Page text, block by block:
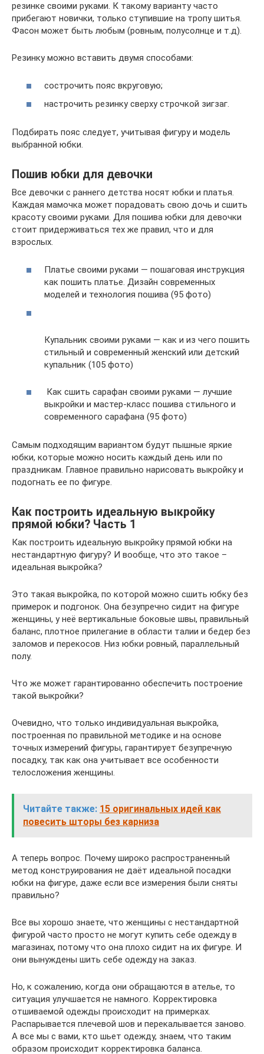
резинке своими руками. К такому варианту часто
прибегают новички, только ступившие на тропу шитья.
Фасон может быть любым (ровным, полусолнце и т.д).
Резинку можно вставить двумя способами:
сострочить пояс вкруговую;
настрочить резинку сверху строчкой зигзаг.
Подбирать пояс следует, учитывая фигуру и модель
выбранной юбки.
Пошив юбки для девочки
Все девочки с раннего детства носят юбки и платья.
Каждая мамочка может порадовать свою дочь и сшить
красоту своими руками. Для пошива юбки для девочки
стоит придерживаться тех же правил, что и для
взрослых.
Платье своими руками — пошаговая инструкция
как пошить платье. Дизайн современных
моделей и технология пошива (95 фото)
Купальник своими руками — как и из чего пошить
стильный и современный женский или детский
купальник (105 фото)
Как сшить сарафан своими руками — лучшие
выкройки и мастер-класс пошива стильного и
современного сарафана (95 фото)
Самым подходящим вариантом будут пышные яркие
юбки, которые можно носить каждый день или по
праздникам. Главное правильно нарисовать выкройку и
подогнать ее по фигуре.
Как построить идеальную выкройку
прямой юбки? Часть 1
Как построить идеальную выкройку прямой юбки на
нестандартную фигуру? И вообще, что это такое –
идеальная выкройка?
Это такая выкройка, по которой можно сшить юбку без
примерок и подгонок. Она безупречно сидит на фигуре
женщины, у неё вертикальные боковые швы, правильный
баланс, плотное прилегание в области талии и бедер без
заломов и перекосов. Низ юбки ровный, параллельный
полу.
Что же может гарантированно обеспечить построение
такой выкройки?
Очевидно, что только индивидуальная выкройка,
построенная по правильной методике и на основе
точных измерений фигуры, гарантирует безупречную
посадку, так как она учитывает все особенности
телосложения женщины.
Читайте также: 15 оригинальных идей как
повесить шторы без карниза
А теперь вопрос. Почему широко распространенный
метод конструирования не даёт идеальной посадки
юбки на фигуре, даже если все измерения были сняты
правильно?
Все вы хорошо знаете, что женщины с нестандартной
фигурой часто просто не могут купить себе одежду в
магазинах, потому что она плохо сидит на их фигуре. И
они вынуждены шить себе одежду на заказ.
Но, к сожалению, когда они обращаются в ателье, то
ситуация улучшается не намного. Корректировка
отшиваемой одежды происходит на примерках.
Распарывается плечевой шов и перекалывается заново.
А все мы с вами, кто шьет одежду, знаем, что таким
образом происходит корректировка баланса.